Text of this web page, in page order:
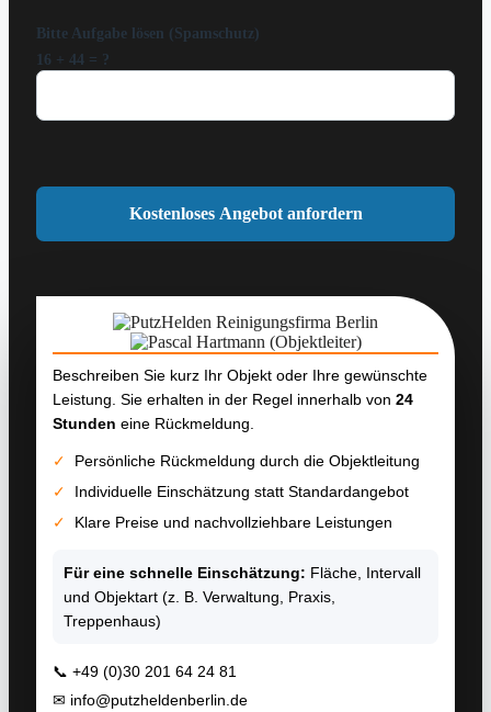
Bitte Aufgabe lösen (Spamschutz)
16 + 44 = ?
Beschreiben Sie kurz Ihr Objekt oder Ihre gewünschte
Leistung. Sie erhalten in der Regel innerhalb von 24
Stunden eine Rückmeldung.
✓
Persönliche Rückmeldung durch die Objektleitung
✓
Individuelle Einschätzung statt Standardangebot
✓
Klare Preise und nachvollziehbare Leistungen
Für eine schnelle Einschätzung: Fläche, Intervall
und Objektart (z. B. Verwaltung, Praxis,
Treppenhaus)
📞 +49 (0)30 201 64 24 81
✉ info@putzheldenberlin.de